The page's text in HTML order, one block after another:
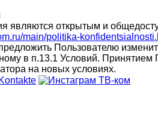
являются открытым и
main/politika-
Пользователю
в п.13.1 Условий.
на новых условиях.